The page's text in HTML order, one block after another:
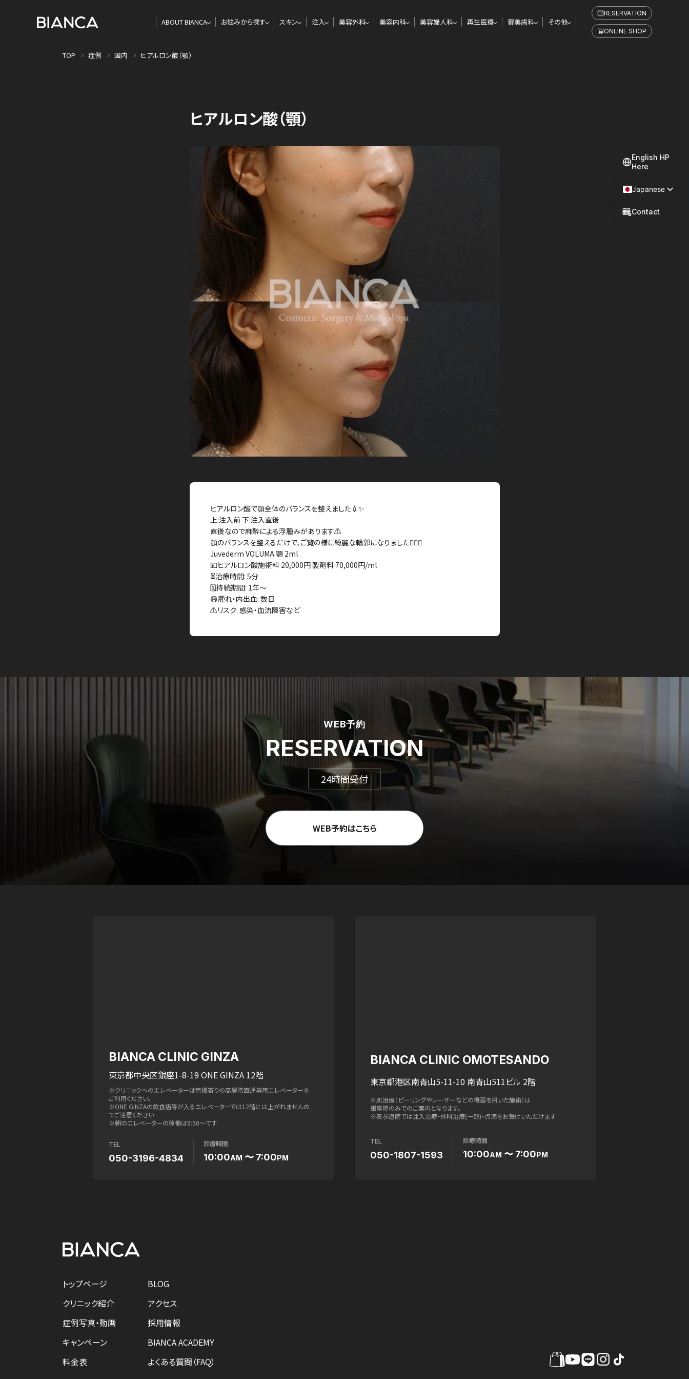
ABOUT BIANCA お悩みから探す スキン 注入 美容外科 美容内科 美容婦人科 再生医療 審美歯科 その他
RESERVATION
ONLINE SHOP
TOP 症例 国内 ヒアルロン酸（顎）
ヒアルロン酸（顎）
ヒアルロン酸で顎全体のバランスを整えました💉✨
上:注入前 下:注入直後
直後なので麻酔による浮腫みがあります⚠️
顎のバランスを整えるだけで、ご覧の様に綺麗な輪郭になりました👨🏻‍⚕️
Juvederm VOLUMA 顎 2ml
💴ヒアルロン酸施術料 20,000円 製剤料 70,000円/ml
⏳治療時間: 5分
🗓持続期間: 1年〜
😷腫れ・内出血: 数日
⚠️リスク: 感染・血流障害など
WEB予約
RESERVATION
24時間受付
WEB予約はこちら
English HP
Here
Japanese
Contact
BIANCA CLINIC GINZA
東京都中央区銀座1-8-19 ONE GINZA 12階
※クリニックへのエレベーターは京橋寄りの高層階直通専用エレベーターを
ご利用ください。
※ONE GINZAの飲食店等が入るエレベーターでは12階には上がれませんの
でご注意ください
※朝のエレベーターの稼働は9:50〜です
TEL
050-3196-4834
診療時間
10:00AM 〜 7:00PM
BIANCA CLINIC OMOTESANDO
東京都港区南青山5-11-10 南青山511ビル 2階
※肌治療（ピーリングやレーザーなどの機器を用いた施術）は
銀座院のみでのご案内となります。
※表参道院では注入治療・外科治療(一部)・点滴をお受けいただけます
TEL
050-1807-1593
診療時間
10:00AM 〜 7:00PM
トップページ
クリニック紹介
症例写真・動画
キャンペーン
料金表
BLOG
アクセス
採用情報
BIANCA ACADEMY
よくある質問（FAQ）